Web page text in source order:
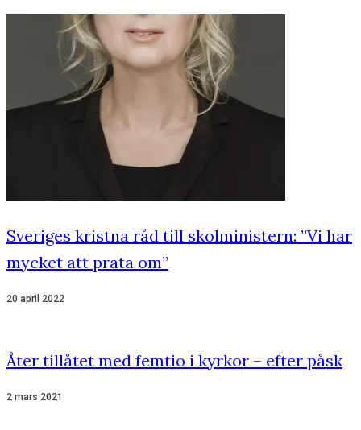
Sveriges kristna råd till skolministern: ”Vi har
mycket att prata om”
20 april 2022
Åter tillåtet med femtio i kyrkor – efter påsk
2 mars 2021